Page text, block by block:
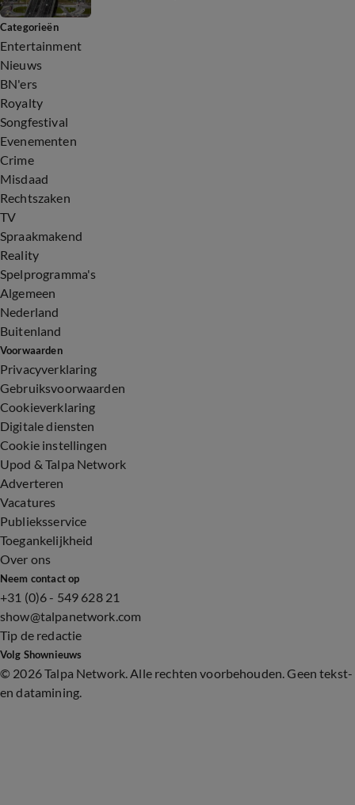
Categorieën
Entertainment
Nieuws
BN'ers
Royalty
Songfestival
Evenementen
Crime
Misdaad
Rechtszaken
TV
Spraakmakend
Reality
Spelprogramma's
Algemeen
Nederland
Buitenland
Voorwaarden
Privacyverklaring
Gebruiksvoorwaarden
Cookieverklaring
Digitale diensten
Cookie instellingen
Upod & Talpa Network
Adverteren
Vacatures
Publieksservice
Toegankelijkheid
Over ons
Neem contact op
+31 (0)6 - 549 628 21
show@talpanetwork.com
Tip de redactie
Volg Shownieuws
© 2026 Talpa Network. Alle rechten voorbehouden. Geen tekst-
en datamining.